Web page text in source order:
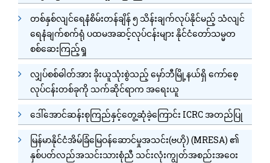
တစ်နှစ်လျင်ရေနံစိမ်းတန်ချိန် ၅ သိန်းချက်လုပ်နိုင်မည့် သံလျင်
ရေနံချက်စက်ရုံ ပထမအဆင့်လုပ်ငန်းများ နိုင်ငံတော်သမ္မတ
စစ်ဆေးကြည့်ရှု
လျှပ်စစ်ဓါတ်အား ခိုးယူသုံးစွဲသည့် မှော်ဘီမြို့နယ်ရှိ ကော်စေ့
လုပ်ငန်းတစ်ခုကို သက်ဆိုင်ရာက အရေးယူ
ဒေါ်အောင်ဆန်းစုကြည်နှင့်တွေ့ဆုံခဲ့ကြောင်း ICRC အတည်ပြု
မြန်မာနိုင်ငံအိမ်ခြံမြေဝန်ဆောင်မှုအသင်း(ဗဟို) (MRESA) ၏
နှစ်ပတ်လည်အသင်းသားစုံညီ သင်းလုံးကျွတ်အစည်းအဝေး